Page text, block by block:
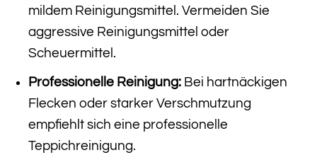
mildem Reinigungsmittel. Vermeiden Sie
aggressive Reinigungsmittel oder
Scheuermittel.
Professionelle Reinigung:Bei hartnäckigen
Flecken oder starker Verschmutzung
empfiehlt sich eine professionelle
Teppichreinigung.